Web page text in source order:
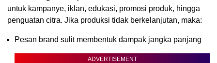
untuk kampanye, iklan, edukasi, promosi produk, hingga
penguatan citra. Jika produksi tidak berkelanjutan, maka:
Pesan brand sulit membentuk dampak jangka panjang
ADVERTISEMENT